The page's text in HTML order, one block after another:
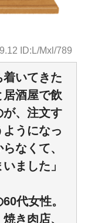
ID:L/Mxl/789
着いてきた
酒屋で飲
が、注文す
うになっ
なくて、
ました」
代女性。
き肉店、